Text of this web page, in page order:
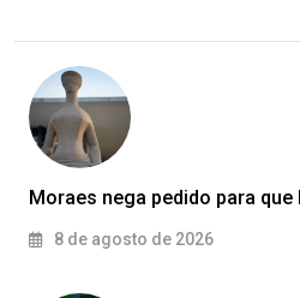
Moraes nega pedido para
8 de agosto de 2026